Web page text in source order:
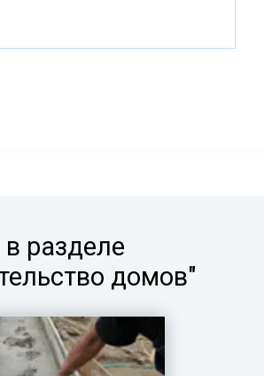
в разделе
домов"